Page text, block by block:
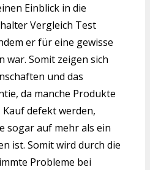
Einblick in die
Vergleich Test
er für eine gewisse
war. Somit zeigen sich
und das
da manche Produkte
defekt werden,
sogar auf mehr als ein
ist. Somit wird durch die
Probleme bei